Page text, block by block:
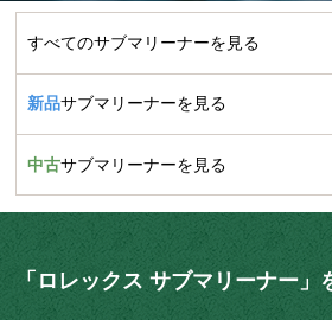
すべてのサブマリーナーを見る
新品サブマリーナーを見る
中古サブマリーナーを見る
「ロレックス サブマリーナー」